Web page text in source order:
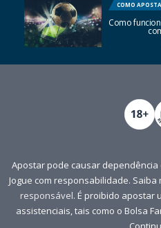
COMO
Como
Apostar pode causar
Jogue com responsabilidade.
responsável. É proibido apostar
assistenciais, tais como o Bolsa